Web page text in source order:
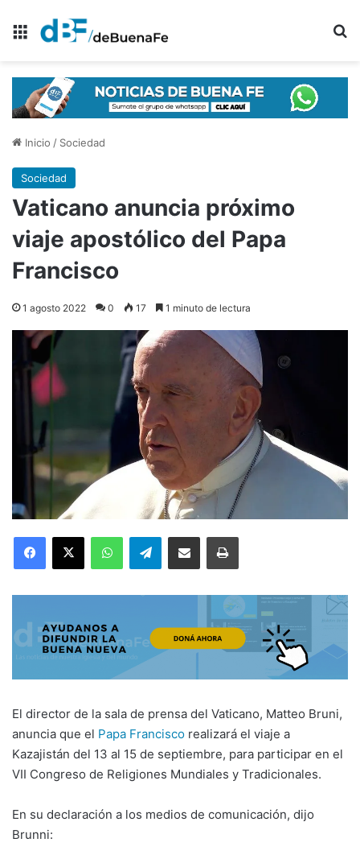
Menú
Inicio / Sociedad
Sociedad
Vaticano anuncia próximo
viaje apostólico del Papa
Francisco
1 agosto 2022 0 17 1 minuto de lectura
Telegram
El director de la sala de prensa del Vaticano, Matteo Bruni,
anuncia que el Papa Francisco realizará el viaje a
Kazajistán del 13 al 15 de septiembre, para participar en el
VII Congreso de Religiones Mundiales y Tradicionales.
En su declaración a los medios de comunicación, dijo
Brunni: